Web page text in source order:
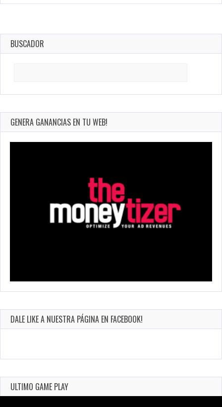
BUSCADOR
GENERA GANANCIAS EN TU WEB!
DALE LIKE A NUESTRA PÁGINA EN FACEBOOK!
ULTIMO GAME PLAY